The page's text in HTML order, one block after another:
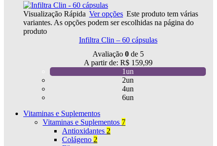
Visualização Rápida Ver opções Este produto tem várias
variantes. As opções podem ser escolhidas na página do
produto
Infiltra Clin – 60 cápsulas
Avaliação 0 de 5
A partir de: R$ 159,99
1un
2un
4un
6un
Vitaminas e Suplementos
Vitaminas e Suplementos 7
Antioxidantes 2
Colágeno 2